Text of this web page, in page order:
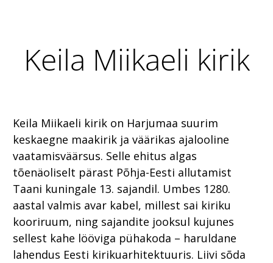
Keila Miikaeli kirik
Keila Miikaeli kirik on Harjumaa suurim
keskaegne maakirik ja väärikas ajalooline
vaatamisväärsus. Selle ehitus algas
tõenäoliselt pärast Põhja-Eesti allutamist
Taani kuningale 13. sajandil. Umbes 1280.
aastal valmis avar kabel, millest sai kiriku
kooriruum, ning sajandite jooksul kujunes
sellest kahe lööviga pühakoda – haruldane
lahendus Eesti kirikuarhitektuuris. Liivi sõda